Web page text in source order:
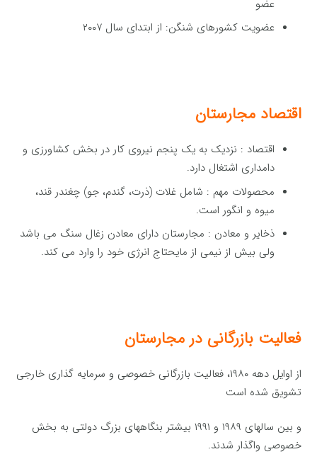
عضو
عضویت کشورهای شنگن: از ابتدای سال ۲۰۰۷
اقتصاد مجارستان
اقتصاد : نزدیک به یک پنجم نیروی کار در بخش کشاورزی و
دامداری اشتغال دارد.
محصولات مهم : شامل غلات (ذرت، گندم، جو) چغندر قند،
میوه و انگور است.
ذخایر و معادن : مجارستان دارای معادن زغال سنگ می باشد
ولی بیش از نیمی از مایحتاج انرژی خود را وارد می کند.
فعالیت بازرگانی در مجارستان
از اوایل دهه ۱۹۸۰، فعالیت بازرگانی خصوصی و سرمایه گذاری خارجی
تشویق شده است
و بین سالهای ۱۹۸۹ و ۱۹۹۱ بیشتر بنگاههای بزرگ دولتی به بخش
خصوصی واگذار شدند.